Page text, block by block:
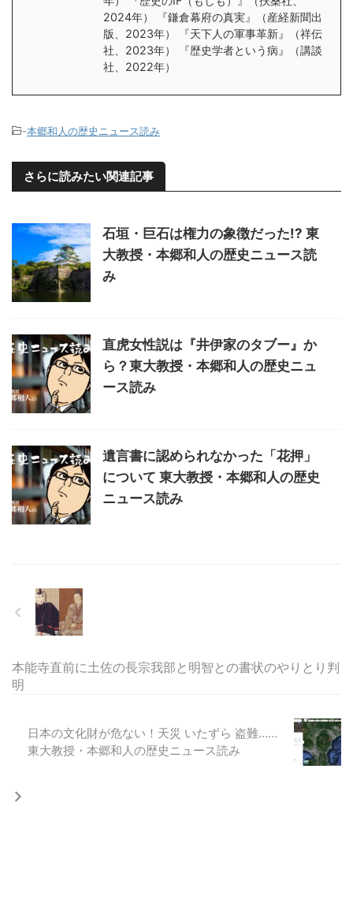
2024年） 『鎌倉幕府の真実』（産経新聞出
版、2023年） 『天下人の軍事革新』（祥伝
社、2023年） 『歴史学者という病』（講談
社、2022年）
-本郷和人の歴史ニュース読み
さらに読みたい関連記事
石垣・巨石は権力の象徴だった!? 東
大教授・本郷和人の歴史ニュース読
み
直虎女性説は『井伊家のタブー』か
ら？東大教授・本郷和人の歴史ニュ
ース読み
遺言書に認められなかった「花押」
について 東大教授・本郷和人の歴史
ニュース読み
本能寺直前に土佐の長宗我部と明智との書状のやりとり判
明
日本の文化財が危ない！天災 いたずら 盗難……
東大教授・本郷和人の歴史ニュース読み